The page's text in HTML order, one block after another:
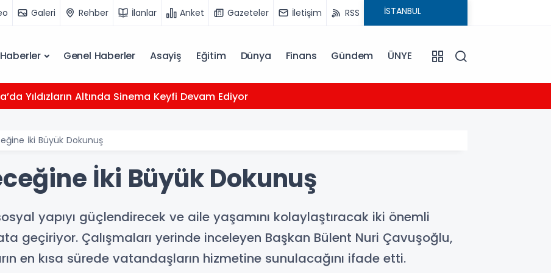
Galeri Rehber İlanlar Anket Gazeteler İletişim RSS
Genel Haberler Asayiş Eğitim Dünya Finans Gündem ÜNYE
Yıldızların Altında Sinema Keyfi Devam Ediyor
İki Büyük Dokunuş
İki Büyük Dokunuş
yapıyı güçlendirecek ve aile yaşamını kolaylaştıracak iki önemli
geçiriyor. Çalışmaları yerinde inceleyen Başkan Bülent Nuri Çavuşoğlu,
en kısa sürede vatandaşların hizmetine sunulacağını ifade etti.